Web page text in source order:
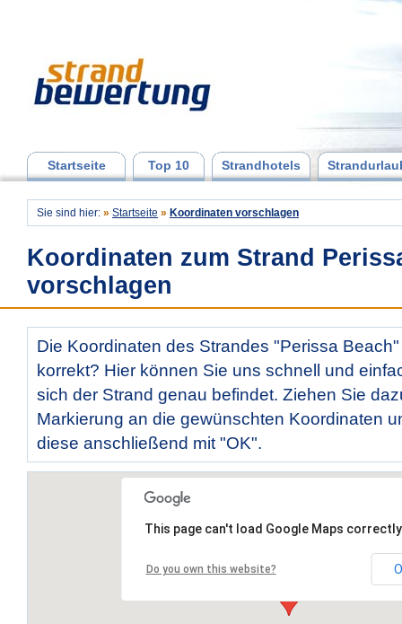
Startseite Top 10 Strandhotels
Sie sind hier: » Startseite » Koordinaten vorschlagen
Koordinaten zum Strand
vorschlagen
Die Koordinaten des Strandes "Perissa
korrekt? Hier können Sie uns schnell und
sich der Strand genau befindet. Ziehen Sie
Markierung an die gewünschten Koordinaten
diese anschließend mit "OK".
This page can't load Google Maps
Do you own this website?